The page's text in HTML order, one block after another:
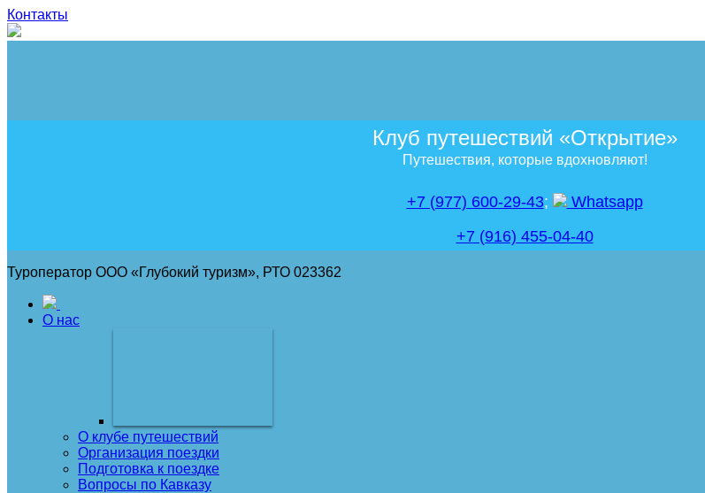
Контакты
Клуб путешествий «Открытие»
Путешествия, которые вдохновляют!
+7 (977) 600-29-43;
Whatsapp
+7 (916) 455-04-40
Туроператор ООО «Глубокий туризм», РТО 023362
О нас
О клубе путешествий
Организация поездки
Подготовка к поездке
Вопросы по Кавказу